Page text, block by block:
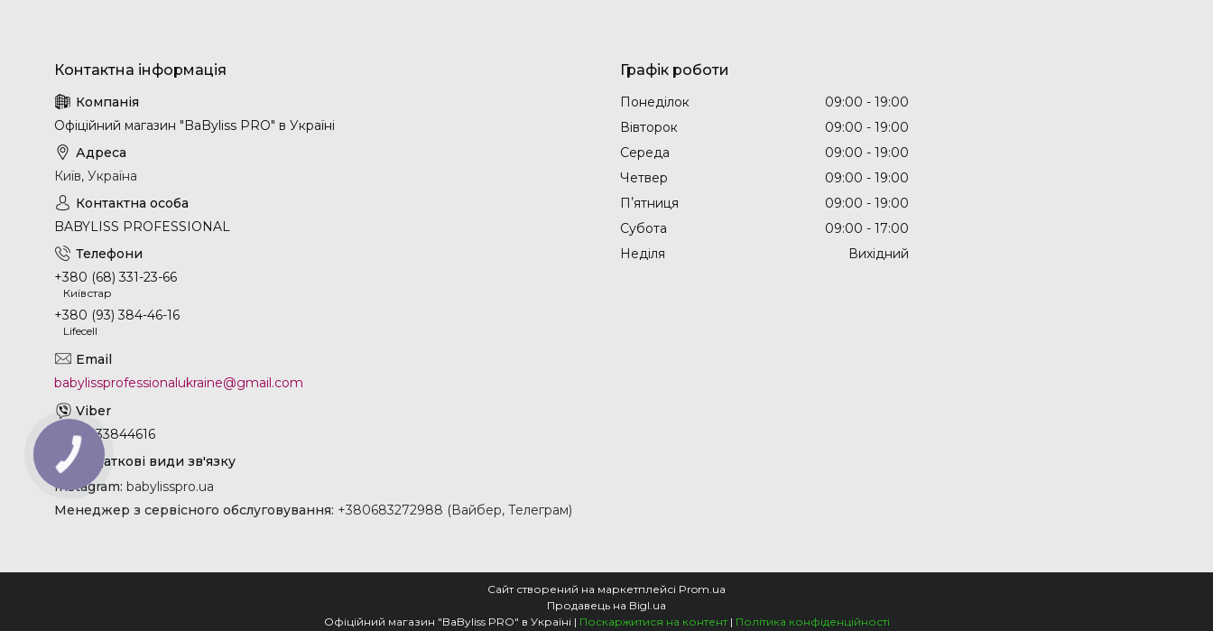
Офіційний магазин "BaByliss PRO" в Україні
Київ, Україна
BABYLISS PROFESSIONAL
+380 (68) 331-23-66
Київстар
+380 (93) 384-46-16
Lifecell
babylissprofessionalukraine@gmail.com
+380933844616
Instagram babylisspro.ua
Менеджер з сервісного обслуговування +380683272988 (Вайбер, Телеграм)
Графік роботи
Понеділок 09:00
19:00
Вівторок
09:00
19:00
Середа
09:00
19:00
Четвер
09:00
19:00
Пʼятниця
09:00
19:00
Субота
09:00
17:00
Неділя
Вихідний
Сайт створений на маркетплейсі Prom.ua
Продавець на Bigl.ua
Офіційний магазин "BaByliss PRO" в Україні | Поскаржитися на контент | Політика конфіденційності